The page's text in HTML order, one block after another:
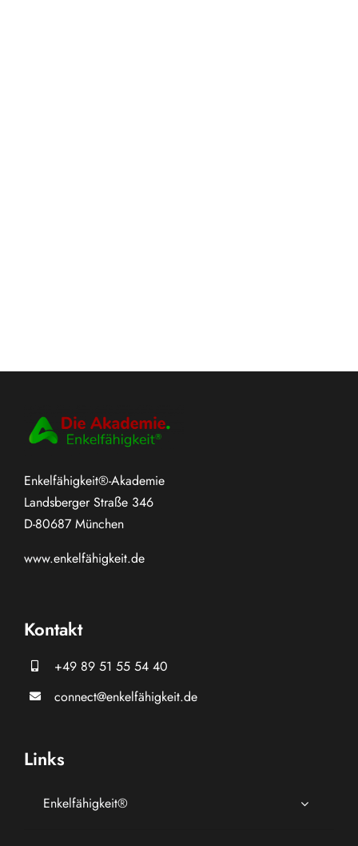
Enkelfähigkeit®-Akademie
Landsberger Straße 346
D-80687 München
www.enkelfähigkeit.de
Kontakt
+49 89 51 55 54 40
connect@enkelfähigkeit.de
Links
Enkelfähigkeit®